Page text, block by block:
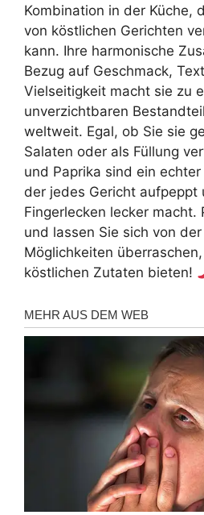
Kombination in der Küche,
von köstlichen Gerichten
kann. Ihre harmonische
Bezug auf Geschmack,
Vielseitigkeit macht sie zu
unverzichtbaren
weltweit. Egal, ob Sie sie
Salaten oder als Füllung
und Paprika sind ein
der jedes Gericht aufpeppt
Fingerlecken lecker macht.
und lassen Sie sich von
Möglichkeiten
köstlichen Zutaten bieten!